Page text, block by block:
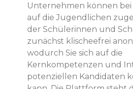
Unternehmen können
auf die Jugendlichen
der Schülerinnen und
zunächst klischeefrei
wodurch Sie sich auf die
Kernkompetenzen und
potenziellen Kandidaten